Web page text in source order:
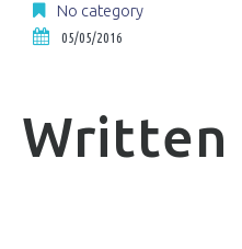
No category
05/05/2016
Written